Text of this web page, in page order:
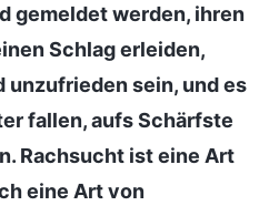
gemeldet werden, ihren
Schlag erleiden,
sein, und es
fallen, aufs Schärfste
Rachsucht ist eine Art
eine Art von